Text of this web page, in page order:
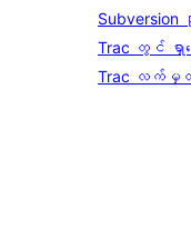
Subversion
Trac တွင် ရှ
Trac လက်မှတ်မ